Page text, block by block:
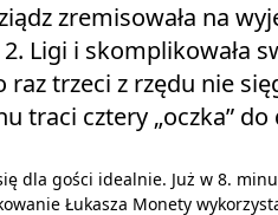
zremisowała na
Ligi i skomplikowała
raz trzeci z rzędu nie
traci cztery „oczka”
dla gości idealnie. Już w 8.
Łukasza Monety